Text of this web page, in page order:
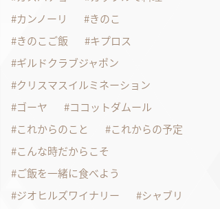
カンノーリ
きのこ
きのこご飯
キプロス
ギルドクラブジャポン
クリスマスイルミネーション
ゴーヤ
ココットダムール
これからのこと
これからの予定
こんな時だからこそ
ご飯を一緒に食べよう
ジオヒルズワイナリー
シャブリ